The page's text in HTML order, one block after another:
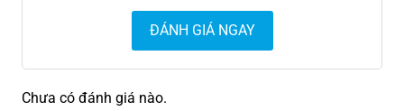
ĐÁNH GIÁ NGAY
Chưa có đánh giá nào.